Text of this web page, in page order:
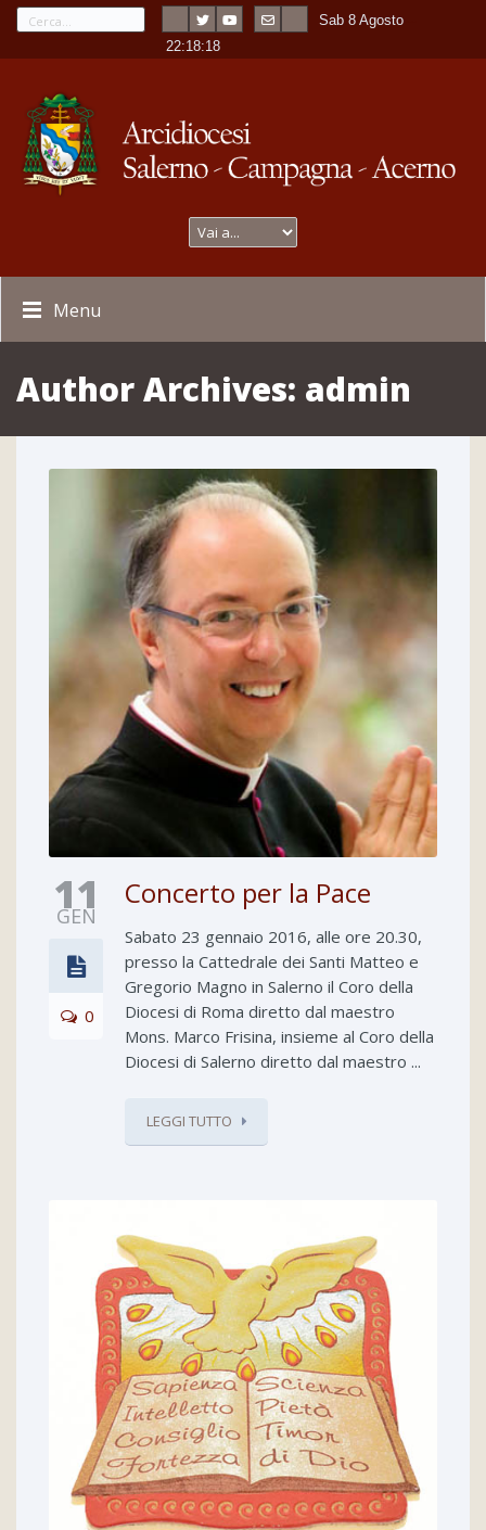
Sab 8 Agosto
-22:18:18
Menu
Author Archives: admin
11
GEN
0
Concerto per la Pace
Sabato 23 gennaio 2016, alle ore 20.30,
presso la Cattedrale dei Santi Matteo e
Gregorio Magno in Salerno il Coro della
Diocesi di Roma diretto dal maestro
Mons. Marco Frisina, insieme al Coro della
Diocesi di Salerno diretto dal maestro ...
LEGGI TUTTO